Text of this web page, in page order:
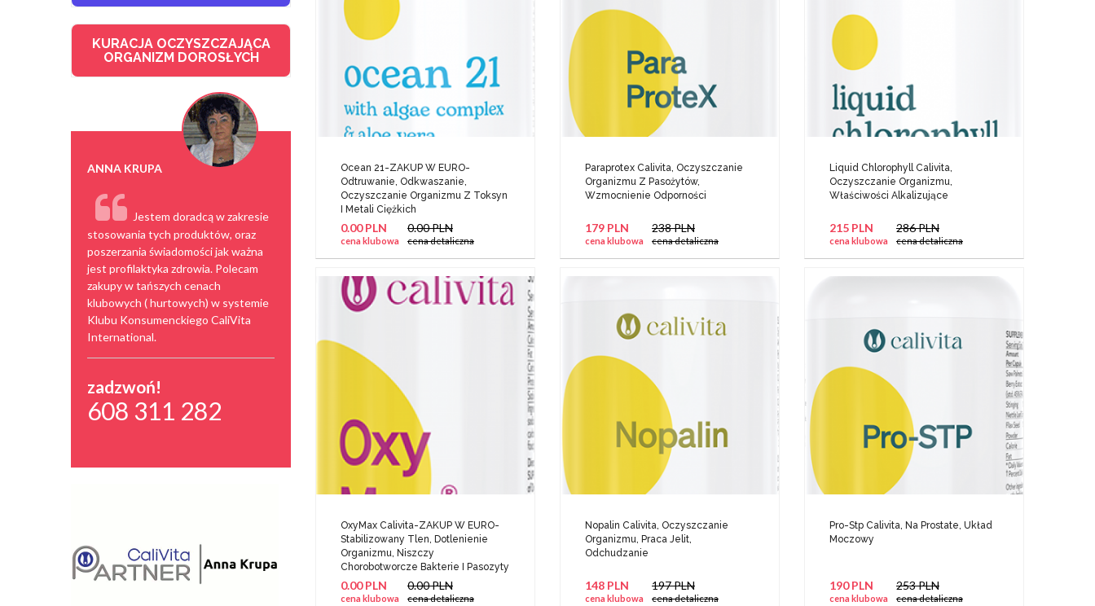
KURACJA OCZYSZCZAJĄCA
ORGANIZM DOROSŁYCH
ANNA KRUPA
Jestem doradcą w zakresie
stosowania tych produktów, oraz
poszerzania świadomości jak ważna
jest profilaktyka zdrowia. Polecam
zakupy w tańszych cenach
klubowych ( hurtowych) w systemie
Klubu Konsumenckiego CaliVita
International.
zadzwoń!
608 311 282
Ocean 21-ZAKUP W EURO-
Odtruwanie, Odkwaszanie,
Oczyszczanie Organizmu Z Toksyn
I Metali Ciężkich
0.00 PLN
cena klubowa
0.00 PLN
cena detaliczna
Paraprotex Calivita, Oczyszczanie
Organizmu Z Pasożytów,
Wzmocnienie Odporności
179 PLN
cena klubowa
238 PLN
cena detaliczna
Liquid Chlorophyll Calivita,
Oczyszczanie Organizmu,
Właściwości Alkalizujące
215 PLN
cena klubowa
286 PLN
cena detaliczna
OxyMax Calivita-ZAKUP W EURO-
Stabilizowany Tlen, Dotlenienie
Organizmu, Niszczy
Chorobotworcze Bakterie I Pasozyty
0.00 PLN
cena klubowa
0.00 PLN
cena detaliczna
Nopalin Calivita, Oczyszczanie
Organizmu, Praca Jelit,
Odchudzanie
148 PLN
cena klubowa
197 PLN
cena detaliczna
Pro-Stp Calivita, Na Prostate, Układ
Moczowy
190 PLN
cena klubowa
253 PLN
cena detaliczna